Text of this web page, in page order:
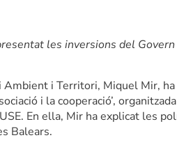
les inversions del Govern
i Territori, Miquel Mir,
i la cooperació’,
En ella, Mir ha explicat les
Balears.